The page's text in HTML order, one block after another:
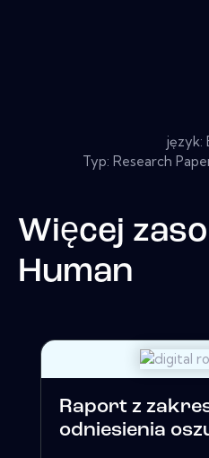
język:
Typ: Research
Więcej
Human
Raport z
odniesienia